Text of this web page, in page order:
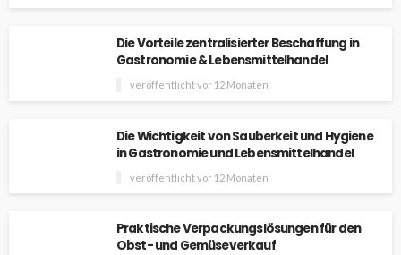
Die Vorteile zentralisierter Beschaffung in
Gastronomie & Lebensmittelhandel
veröffentlicht vor 12 Monaten
Die Wichtigkeit von Sauberkeit und Hygiene
in Gastronomie und Lebensmittelhandel
veröffentlicht vor 12 Monaten
Praktische Verpackungslösungen für den
Obst- und Gemüseverkauf